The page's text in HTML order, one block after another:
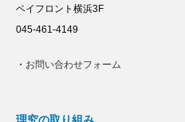
ベイフロント横浜3F
045-461-4149
・ お問い合わせフォーム